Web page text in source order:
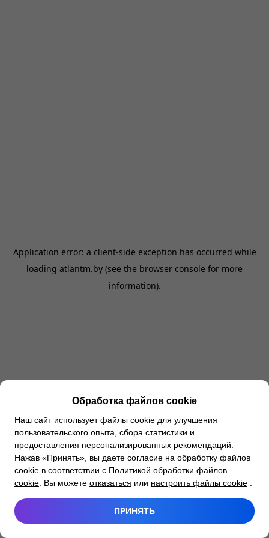
Application error: a client-side exception has occurred while
loading atlantm.by (see the browser console for more
information).
Обработка файлов cookie
Наш сайт использует файлы cookie для улучшения
пользовательского опыта, сбора статистики и
предоставления персонализированных рекомендаций.
Нажав «Принять», вы даете согласие на обработку файлов
cookie в соответствии с Политикой обработки файлов
cookie . Вы можете отказаться или настроить файлы cookie
ПРИНЯТЬ